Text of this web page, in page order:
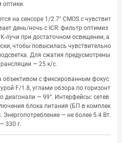
оптики.
на сенсоре 1/2.7" CMOS с чувствит
день/ночь с ICR: фильтр оптимиз
лучи при достаточном освещении, а
чтобы повысилась чувствительно
Для сжатия предусмотрены
— 25 к/с.
объективом с фиксированным фокус
F/1.8, углами обзора по горизонт
диагонали — 99°. Интерфейсы: сетев
блока питания (БП в комплек
— не более 5.4 Вт.
330 г.